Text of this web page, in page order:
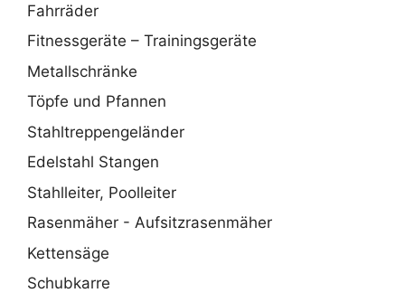
Fahrräder
Fitnessgeräte – Trainingsgeräte
Metallschränke
Töpfe und Pfannen
Stahltreppengeländer
Edelstahl Stangen
Stahlleiter, Poolleiter
Rasenmäher - Aufsitzrasenmäher
Kettensäge
Schubkarre